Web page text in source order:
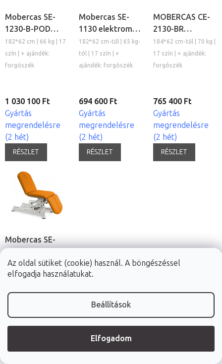
Az oldal sütiket (cookie) használ. A böngészéssel
elfogadja használatukat.
Beállítások
Elfogadom
Mobercas SE-
1230-B-POD
elektromos
kezelőágy
182*62 cm | 66 kg | 17
szín | + ajándék:
forgószék
1 030 100 Ft
Gyártás
megrendelésre
(2 hét)
RÉSZLET
Mobercas SE-
1130 elektromos
kezelőágy
182*62 cm-től | 65 kg-
tól | 17 szín | +
ajándék: forgószék
694 600 Ft
Gyártás
megrendelésre
(2 hét)
RÉSZLET
MOBERCAS CE-
2130-BR
elektromos
kezelőágy
184*62 cm-től | 70 kg |
17 szín | + ajándék:
forgószék
765 400 Ft
Gyártás
megrendelésre
(2 hét)
RÉSZLET
Mobercas SE-
1130-P
elektromos
kezelőágy
182*62 cm-től | 68 kg-
tól | 17 szín | +
730 900 Ft
megrendelésre